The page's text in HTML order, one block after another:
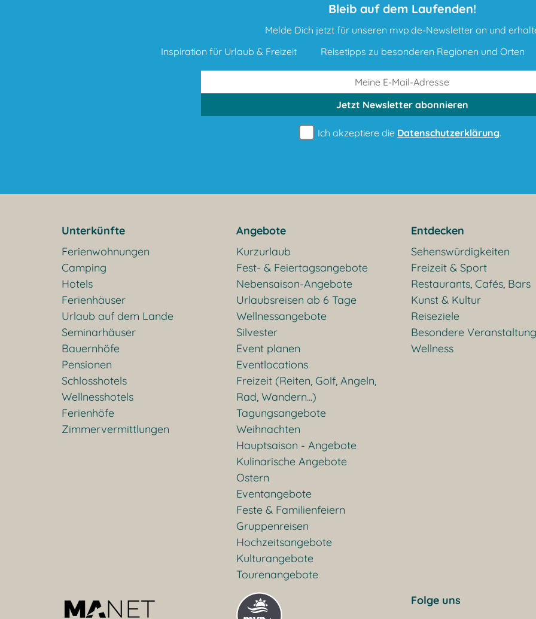
Bleib auf dem Laufenden!
Melde Dich jetzt für unseren mvp.de-Newsletter an und
Inspiration für Urlaub & Freizeit
Reisetipps zu besonderen Regionen und Orten
Jetzt Newsletterabonnieren
Ich akzeptiere die Datenschutzerklärung.
Unterkünfte
Ferienwohnungen
Camping
Hotels
Ferienhäuser
Urlaub auf dem Lande
Seminarhäuser
Bauernhöfe
Pensionen
Schlosshotels
Wellnesshotels
Ferienhöfe
Zimmervermittlungen
Angebote
Kurzurlaub
Fest- & Feiertagsangebote
Nebensaison-Angebote
Urlaubsreisen ab 6 Tage
Wellnessangebote
Silvester
Event planen
Eventlocations
Freizeit (Reiten, Golf, Angeln,
Rad, Wandern...)
Tagungsangebote
Weihnachten
Hauptsaison - Angebote
Kulinarische Angebote
Ostern
Eventangebote
Feste & Familienfeiern
Gruppenreisen
Hochzeitsangebote
Kulturangebote
Tourenangebote
Entdecken
Sehenswürdigkeiten
Freizeit & Sport
Restaurants, Cafés, Bars
Kunst & Kultur
Reiseziele
Besondere
Wellness
Folge uns